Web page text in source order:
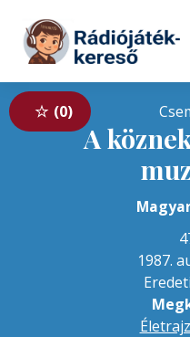
Tovább a tartalomhoz
0
A
1987.
Életrajz